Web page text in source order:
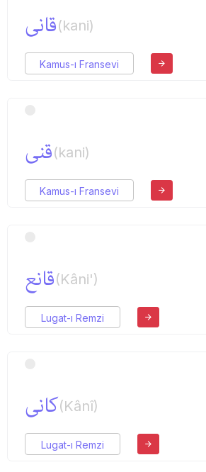
قانی(kani)
Kamus-ı Fransevi
قنی(kani)
Kamus-ı Fransevi
قانع(Kâni')
Lugat-ı Remzi
كانی(Kânî)
Lugat-ı Remzi